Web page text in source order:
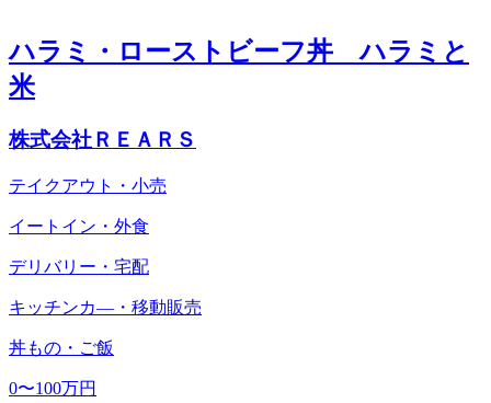
ハラミ・ローストビーフ丼 ハラミと
米
株式会社ＲＥＡＲＳ
テイクアウト・小売
イートイン・外食
デリバリー・宅配
キッチンカ―・移動販売
丼もの・ご飯
0〜100万円